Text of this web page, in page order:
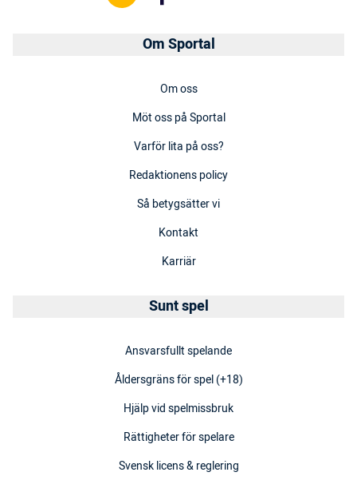
Om Sportal
Om oss
Möt oss på Sportal
Varför lita på oss?
Redaktionens policy
Så betygsätter vi
Kontakt
Karriär
Sunt spel
Ansvarsfullt spelande
Åldersgräns för spel (+18)
Hjälp vid spelmissbruk
Rättigheter för spelare
Svensk licens & reglering